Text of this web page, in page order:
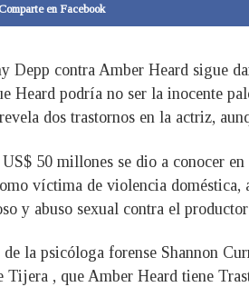
en Facebook
Depp contra Amber Heard sigue
Heard podría no ser la inocente
dos trastornos en la actriz,
50 millones se dio a conocer
víctima de violencia
y abuso sexual contra el
la psicóloga forense Shannon
Tijera , que Amber Heard tiene